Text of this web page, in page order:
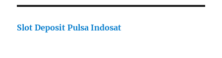
Slot Deposit Pulsa Indosat